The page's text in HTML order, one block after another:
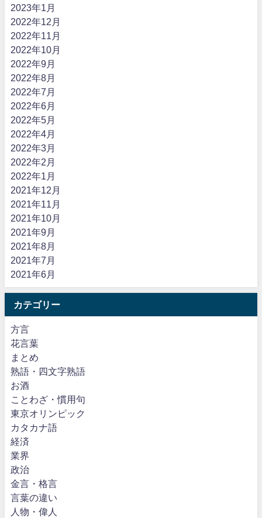
2023年1月
2022年12月
2022年11月
2022年10月
2022年9月
2022年8月
2022年7月
2022年6月
2022年5月
2022年4月
2022年3月
2022年2月
2022年1月
2021年12月
2021年11月
2021年10月
2021年9月
2021年8月
2021年7月
2021年6月
カテゴリー
方言
花言葉
まとめ
熟語・四文字熟語
お酒
ことわざ・慣用句
東京オリンピック
カタカナ語
経済
業界
政治
金言・格言
言葉の違い
人物・偉人